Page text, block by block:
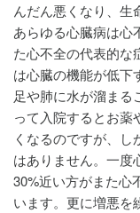
んだん悪くなり、生
あらゆる心臓病は心
た心不全の代表的な
は心臓の機能が低下
足や肺に水が溜まる
って入院するとお薬
くなるのですが、
はありません。一度
30%近い方がまた心
います。更に増悪を